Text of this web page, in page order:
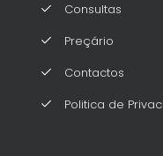
Consultas
Preçário
Contactos
Politica de